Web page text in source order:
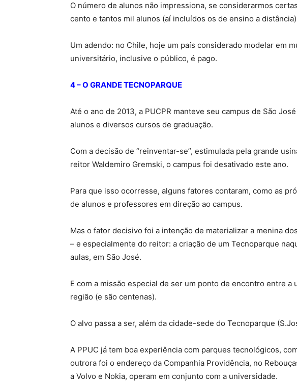
O número de alunos não impressiona, se considerarmos
cento e tantos mil alunos (aí incluídos os de ensino a
Um adendo: no Chile, hoje um país considerado modelar em
universitário, inclusive o público, é pago.
4 – O GRANDE TECNOPARQUE
Até o ano de 2013, a PUCPR manteve seu campus de São
alunos e diversos cursos de graduação.
Com a decisão de “reinventar-se”, estimulada pela grande
reitor Waldemiro Gremski, o campus foi desativado este ano.
Para que isso ocorresse, alguns fatores contaram, como as
de alunos e professores em direção ao campus.
Mas o fator decisivo foi a intenção de materializar a menina
– e especialmente do reitor: a criação de um Tecnoparque
aulas, em São José.
E com a missão especial de ser um ponto de encontro entre a
região (e são centenas).
O alvo passa a ser, além da cidade-sede do Tecnoparque
A PPUC já tem boa experiência com parques tecnológicos,
outrora foi o endereço da Companhia Providência, no
a Volvo e Nokia, operam em conjunto com a universidade.